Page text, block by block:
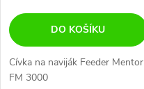
DO KOŠÍKU
Cívka na naviják Feeder Mentor
FM 3000